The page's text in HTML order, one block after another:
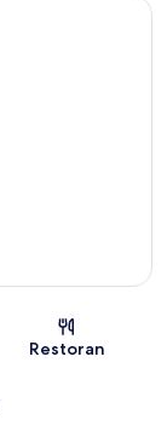
Restoran